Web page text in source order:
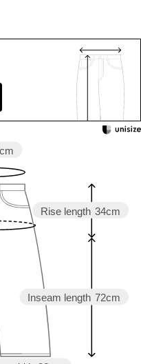
Inseam length 72cm
Rise length 34cm